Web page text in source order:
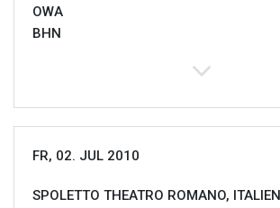
OWA
BHN
FR, 02. JUL 2010
SPOLETTO THEATRO ROMANO,